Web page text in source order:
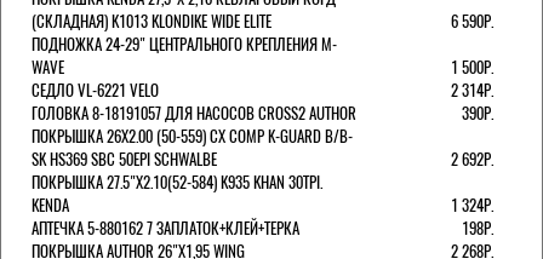
(СКЛАДНАЯ) K1013 KLONDIKE WIDE ELITE
6 590Р.
ПОДНОЖКА 24-29" ЦЕНТРАЛЬНОГО КРЕПЛЕНИЯ M-
WAVE
1 500Р.
СЕДЛО VL-6221 VELO
2 314Р.
ГОЛОВКА 8-18191057 ДЛЯ НАСОСОВ CROSS2 AUTHOR
390Р.
ПОКРЫШКА 26X2.00 (50-559) CX COMP K-GUARD B/B-
SK HS369 SBC 50EPI SCHWALBE
2 692Р.
ПОКРЫШКА 27.5"Х2.10(52-584) K935 KHAN 30TPI.
KENDA
1 324Р.
АПТЕЧКА 5-880162 7 ЗАПЛАТОК+КЛЕЙ+ТЕРКА
198Р.
ПОКРЫШКА AUTHOR 26"Х1,95 WING
2 268Р.